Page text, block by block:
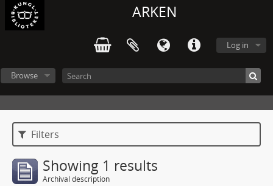
ARKEN
Log in
Browse
Filters
Showing 1 results
Archival description